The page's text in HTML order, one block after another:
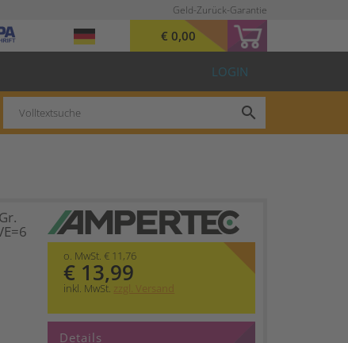
Geld-Zurück-Garantie
€ 0,00
LOGIN
search
o. MwSt. € 11,76
€ 13,99
inkl. MwSt. zzgl. Versand
Details